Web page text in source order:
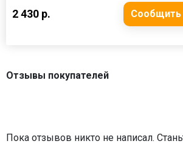
2 430 р. Сообщить
Отзывы покупателей
Пока отзывов никто не написал.